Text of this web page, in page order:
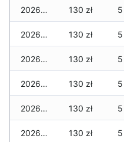
2026-06-12 130 zł 5
2026-06-11 130 zł 5
2026-06-10 130 zł 5
2026-06-09 130 zł 5
2026-06-07 130 zł 5
2026-06-06 130 zł 5